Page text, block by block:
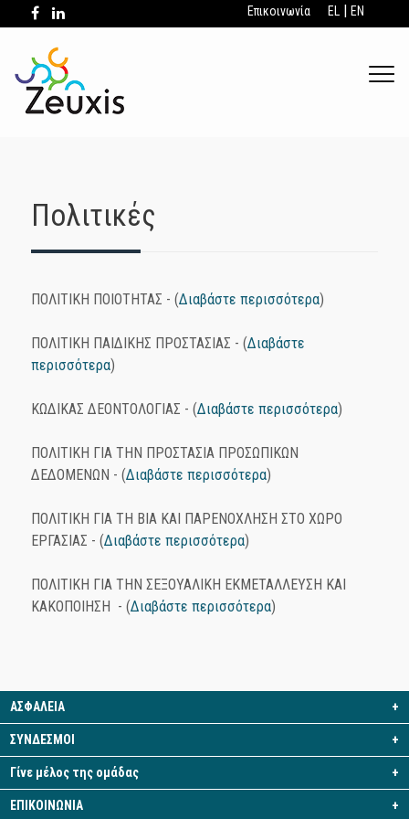
Επικοινωνία EL| EN
.
Πολιτικές
ΠΟΛΙΤΙΚΗ ΠΟΙΟΤΗΤΑΣ - (Διαβάστε περισσότερα)
ΠΟΛΙΤΙΚΗ ΠΑΙΔΙΚΗΣ ΠΡΟΣΤΑΣΙΑΣ - (Διαβάστε
περισσότερα)
ΚΩΔΙΚΑΣ ΔΕΟΝΤΟΛΟΓΙΑΣ - (Διαβάστε περισσότερα)
ΠΟΛΙΤΙΚΗ ΓΙΑ ΤΗΝ ΠΡΟΣΤΑΣΙΑ ΠΡΟΣΩΠΙΚΩΝ
ΔΕΔΟΜΕΝΩΝ - (Διαβάστε περισσότερα)
ΠΟΛΙΤΙΚΗ ΓΙΑ ΤΗ ΒΙΑ ΚΑΙ ΠΑΡΕΝΟΧΛΗΣΗ ΣΤΟ ΧΩΡΟ
ΕΡΓΑΣΙΑΣ - (Διαβάστε περισσότερα)
ΠΟΛΙΤΙΚΗ ΓΙΑ ΤΗΝ ΣΕΞΟΥΑΛΙΚΗ ΕΚΜΕΤΑΛΛΕΥΣΗ ΚΑΙ
ΚΑΚΟΠΟΙΗΣΗ - (Διαβάστε περισσότερα)
ΑΣΦΑΛΕΙΑ +
ΣΥΝΔΕΣΜΟΙ +
Γίνε μέλος της ομάδας +
ΕΠΙΚΟΙΝΩΝΙΑ +